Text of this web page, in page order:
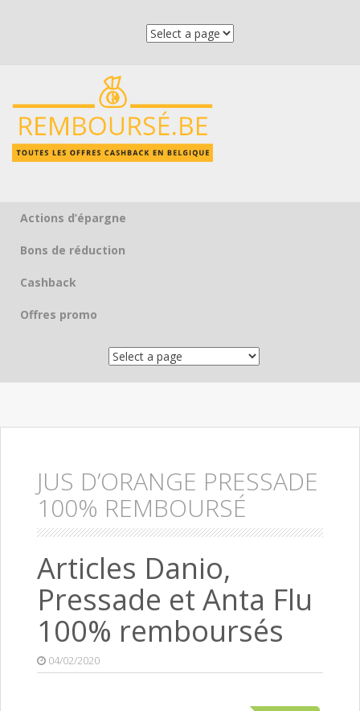
Skip to content
Actions d’épargne
Bons de réduction
Cashback
Offres promo
JUS D’ORANGE PRESSADE
100% REMBOURSÉ
Articles Danio,
Pressade et Anta Flu
100% remboursés
04/02/2020